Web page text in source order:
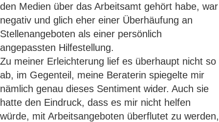
den Medien über das Arbeitsamt gehört habe, war
negativ und glich eher einer Überhäufung an
Stellenangeboten als einer persönlich
angepassten Hilfestellung.
Zu meiner Erleichterung lief es überhaupt nicht so
ab, im Gegenteil, meine Beraterin spiegelte mir
nämlich genau dieses Sentiment wider. Auch sie
hatte den Eindruck, dass es mir nicht helfen
würde, mit Arbeitsangeboten überflutet zu werden,